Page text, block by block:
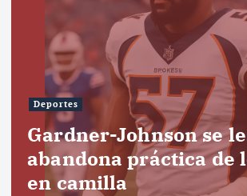
Deportes
Gardner-Johnson se
abandona práctica de
en camilla